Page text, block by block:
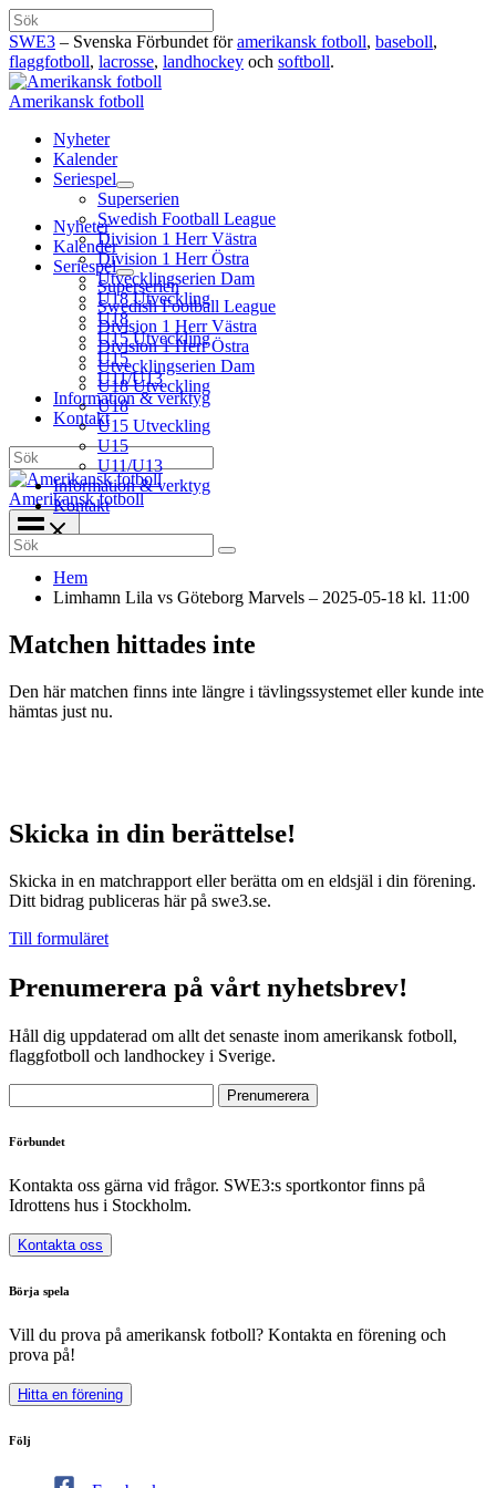
Hoppa
till
innehåll
Sök
SWE3 – Svenska Förbundet föramerikansk fotboll, baseboll,
flaggfotboll, lacrosse, landhockey och softboll.
Amerikansk fotboll
Nyheter
Kalender
Seriespel
Superserien
Swedish Football League
Division 1 Herr Västra
Division 1 Herr Östra
Utvecklingserien Dam
U18 Utveckling
U18
U15 Utveckling
U15
U11/U13
Information & verktyg
Kontakt
Sök
Amerikansk fotboll
Nyheter
Kalender
Seriespel
Superserien
Swedish Football League
Division 1 Herr Västra
Division 1 Herr Östra
Utvecklingserien Dam
U18 Utveckling
U18
U15 Utveckling
U15
U11/U13
Information & verktyg
Kontakt
Search
for:
Hem
Limhamn Lila vs Göteborg Marvels – 2025-05-18 kl. 11:00
Matchen hittades inte
Den här matchen finns inte längre i tävlingssystemet eller kunde inte
hämtas just nu.
Skicka in din berättelse!
Skicka in en matchrapport eller berätta om en eldsjäl i din förening.
Ditt bidrag publiceras här på swe3.se.
Till formuläret
Prenumerera på vårt nyhetsbrev!
Håll dig uppdaterad om allt det senaste inom amerikansk fotboll,
flaggfotboll och landhockey i Sverige.
Förbundet
Kontakta oss gärna vid frågor. SWE3:s sportkontor finns på
Idrottens hus i Stockholm.
Kontakta oss
Börja spela
Vill du prova på amerikansk fotboll? Kontakta en förening och
prova på!
Hitta en förening
Följ